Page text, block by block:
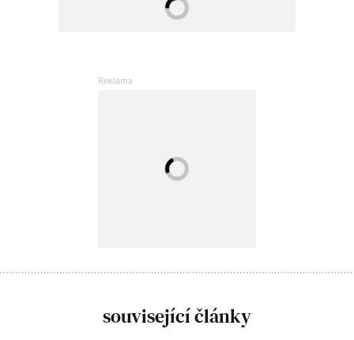
související články